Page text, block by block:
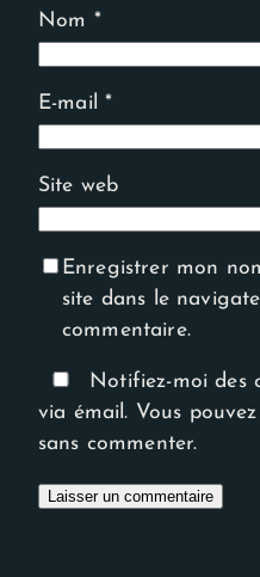
Nom *
E-mail*
Site web
Enregistrer mon
site dans le
commentaire.
Notifiez-moi des
via émail. Vous pouvez
sans commenter.